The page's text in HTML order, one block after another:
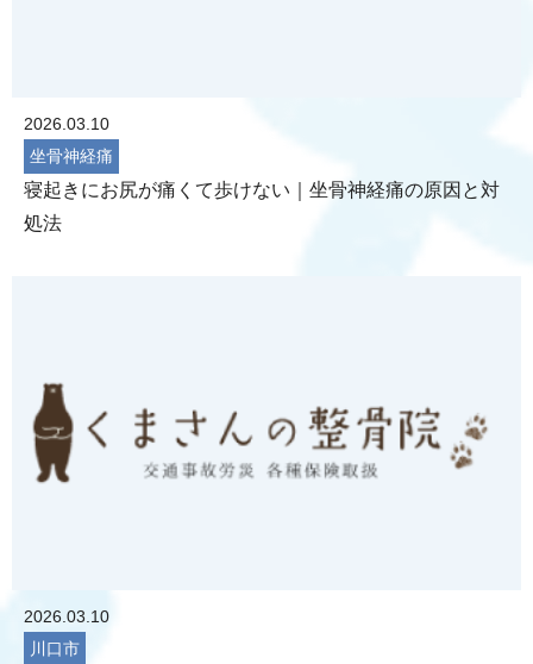
2026.03.10
坐骨神経痛
寝起きにお尻が痛くて歩けない｜坐骨神経痛の原因と対
処法
2026.03.10
川口市